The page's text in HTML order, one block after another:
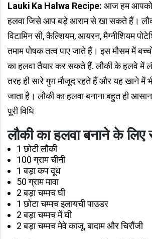
Lauki Ka Halwa Recipe: आज हम आपको
हलवा जिसे आप बड़े आराम से खा सकते हैं।
विटामिन सी, कैल्शियम, आयरन, मैग्नीशियम
तमाम पोषक तत्व पाए जाते हैं। इस मौसम में
का हलवा तैयार कर सकते हैं. लौकी के हलवे में
तरह ही सारे गुण मौजूद रहते हैं और यह खाने में
जाता है। लौकी का हलवा बनाना बहुत ही
पूरी विधि
लौकी का हलवा बनाने के लिए
1 छोटी लौकी
100 ग्राम चीनी
1 बड़ा कप दूध
50 ग्राम मावा
2 बड़ा चम्मच घी
1 छोटा चम्मच इलायची पाउडर
2 बड़ा चम्मच में घी
2 बड़ा चम्मच मेवे काजू, बादाम और चिरौंजी